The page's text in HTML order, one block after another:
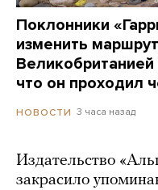
Поклонники
изменить
что он проходил
НОВОСТИ 3 часа назад
Издательство
закрасило